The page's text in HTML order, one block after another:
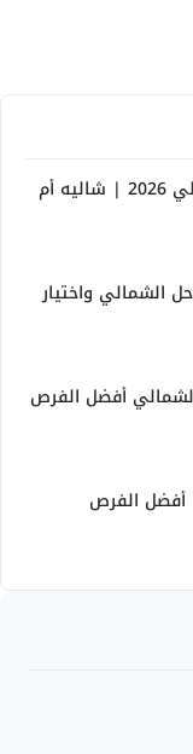
أفضل استثمار في الساحل الشمالي 2026 | شاليه أم
في الساحل الشمالي واختيار
أفضل الفرص
أفضل الفرص